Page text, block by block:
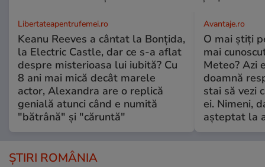
Libertateapentrufemei.ro
Keanu Reeves a cântat la Bonțida,
la Electric Castle, dar ce s-a aflat
despre misterioasa lui iubită? Cu
8 ani mai mică decât marele
actor, Alexandra are o replică
genială atunci când e numită
"bătrână" și "căruntă"
Avantaje.ro
O mai știți
mai
Meteo? Azi
doamnă
stai să vezi
ei. Nimeni,
așteptat la
ȘTIRI ROMÂNIA